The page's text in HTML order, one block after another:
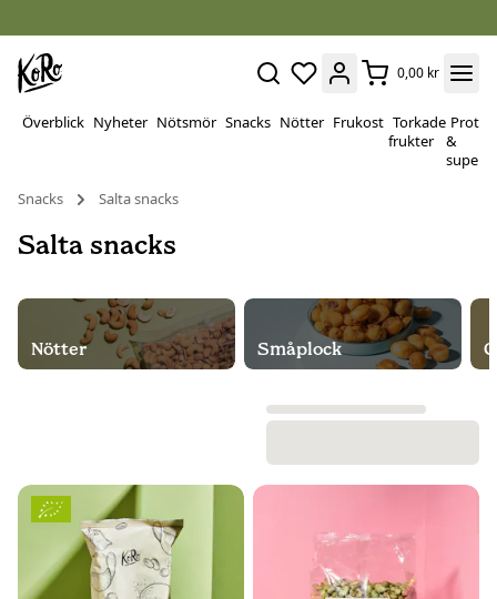
0,00 kr
Överblick Nyheter Nötsmör Snacks Nötter Frukost Torkade
frukter
&
Snacks
Salta snacks
Salta snacks
Nötter Småplock